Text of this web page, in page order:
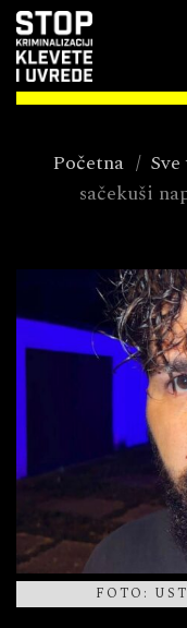
Početna /
sačekuši
FOTO: